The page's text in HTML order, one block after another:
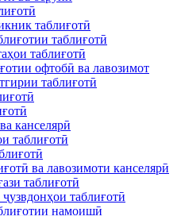
таблиғотӣ
таблиғотӣ
таблиғотӣ
офтобӣ ва лавозимот
таблиғотӣ
канселярӣ
таблиғотӣ
ва лавозимоти канселярӣ
таблиғотӣ
таблиғотӣ
намоишӣ